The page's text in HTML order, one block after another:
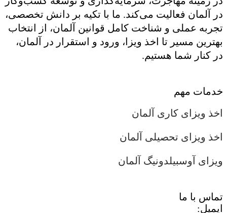
در آلمان فعالیت می‌کند. ما با تکیه بر دانش تخصصی،
تجربه عملی و شناخت کامل قوانین آلمان، از انتخاب
بهترین مسیر تا اخذ ویزا، ورود و استقرار در آلمان،
در کنار شما هستیم.
خدمات مهم
اخذ ویزای کاری آلمان
اخذ ویزای تحصیلی آلمان
ویزای آوسبیلدونیگ آلمان
تماس با ما
ایمیل: